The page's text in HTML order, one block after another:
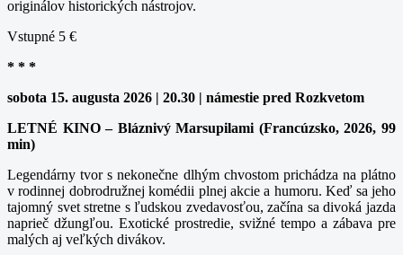
originálov historických nástrojov.
Vstupné 5 €
* * *
sobota 15. augusta 2026 | 20.30 | námestie pred Rozkvetom
LETNÉ KINO – Bláznivý Marsupilami (Francúzsko, 2026, 99
min)
Legendárny tvor s nekonečne dlhým chvostom prichádza na plátno
v rodinnej dobrodružnej komédii plnej akcie a humoru. Keď sa jeho
tajomný svet stretne s ľudskou zvedavosťou, začína sa divoká jazda
naprieč džungľou. Exotické prostredie, svižné tempo a zábava pre
malých aj veľkých divákov.